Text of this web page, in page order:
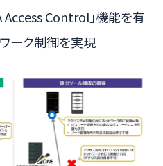
Access Control」機能を有
ーク制御を実現